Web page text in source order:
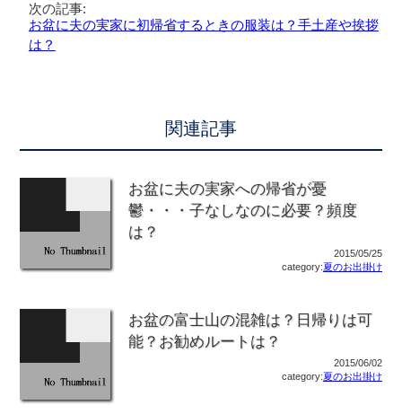
次の記事:
お盆に夫の実家に初帰省するときの服装は？手土産や挨拶
は？
関連記事
お盆に夫の実家への帰省が憂
鬱・・・子なしなのに必要？頻度
は？
2015/05/25
category:夏のお出掛け
お盆の富士山の混雑は？日帰りは可
能？お勧めルートは？
2015/06/02
category:夏のお出掛け